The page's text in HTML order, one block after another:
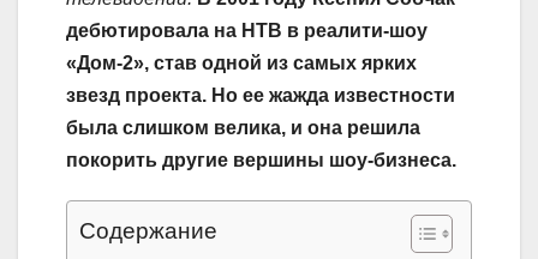
дебютировала на НТВ в реалити-шоу
«Дом-2», став одной из самых ярких
звезд проекта. Но ее жажда известности
была слишком велика, и она решила
покорить другие вершины шоу-бизнеса.
Содержание